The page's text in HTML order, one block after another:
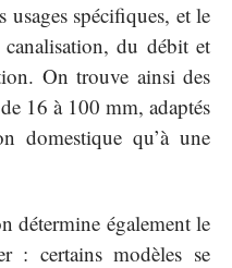
usages spécifiques, et le
du débit et
On trouve ainsi des
16 à 100 mm, adaptés
domestique qu’à une
détermine également le
: certains modèles se